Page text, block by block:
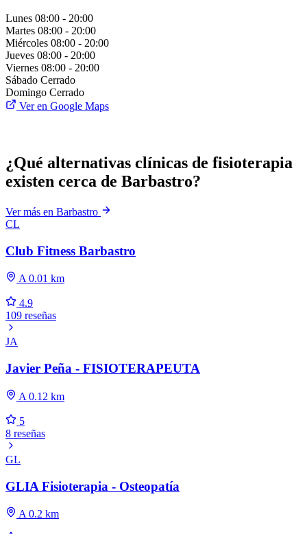
Lunes 08:00 - 20:00
Martes 08:00 - 20:00
Miércoles 08:00 - 20:00
Jueves 08:00 - 20:00
Viernes 08:00 - 20:00
Sábado Cerrado
Domingo Cerrado
Ver en Google Maps
¿Qué alternativas clínicas de fisioterapia
existen cerca de Barbastro?
Ver más en Barbastro
CL
Club Fitness Barbastro
A 0.01 km
4.9
109 reseñas
JA
Javier Peña - FISIOTERAPEUTA
A 0.12 km
5
8 reseñas
GL
GLIA Fisioterapia - Osteopatía
A 0.2 km